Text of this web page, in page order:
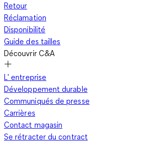
Retour
Réclamation
Disponibilité
Guide des tailles
Découvrir C&A
L' entreprise
Développement durable
Communiqués de presse
Carrières
Contact magasin
Se rétracter du contract